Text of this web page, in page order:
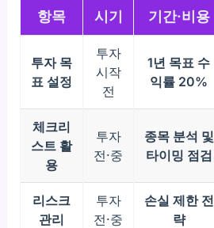
항목 시기 기간·비용
투자 목
표 설정
투자
시작
전
1년 목표 수
익률 20%
체크리
스트 활
용
투자
전·중
종목 분석 및
타이밍 점검
리스크
관리
투자
전·중
손실 제한 전
략